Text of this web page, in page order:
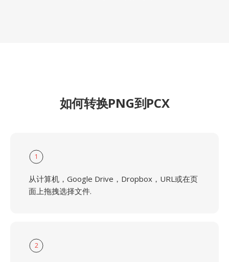
如何转换PNG到PCX
1
从计算机，Google Drive，Dropbox，URL或在页
面上拖拽选择文件.
2